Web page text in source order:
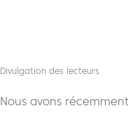
Divulgation des lecteurs
Nous avons